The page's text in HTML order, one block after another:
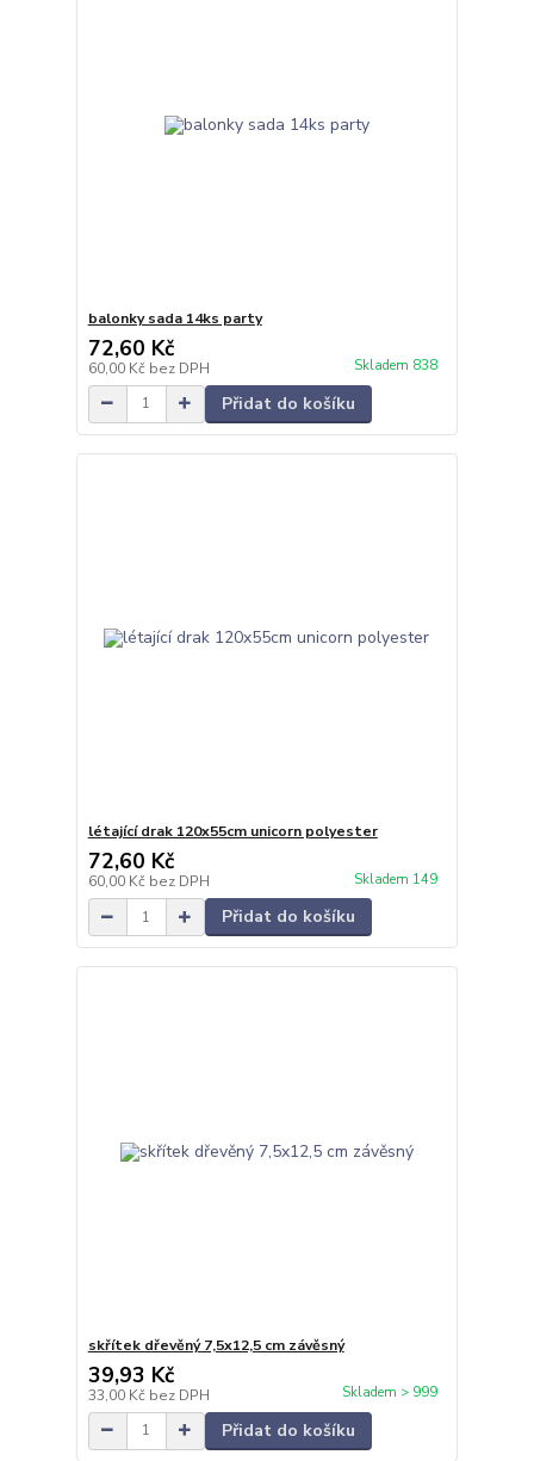
balonky sada 14ks party
72,60 Kč
60,00 Kč bez DPH Skladem 838
Přidat do košíku
létající drak 120x55cm unicorn polyester
72,60 Kč
60,00 Kč bez DPH Skladem 149
Přidat do košíku
skřítek dřevěný 7,5x12,5 cm závěsný
39,93 Kč
33,00 Kč bez DPH Skladem > 999
Přidat do košíku